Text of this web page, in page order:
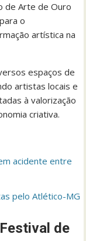
de Arte de Ouro
o
artística na
espaços de
artistas locais e
à valorização
criativa.
acidente entre
pelo Atlético-MG
de